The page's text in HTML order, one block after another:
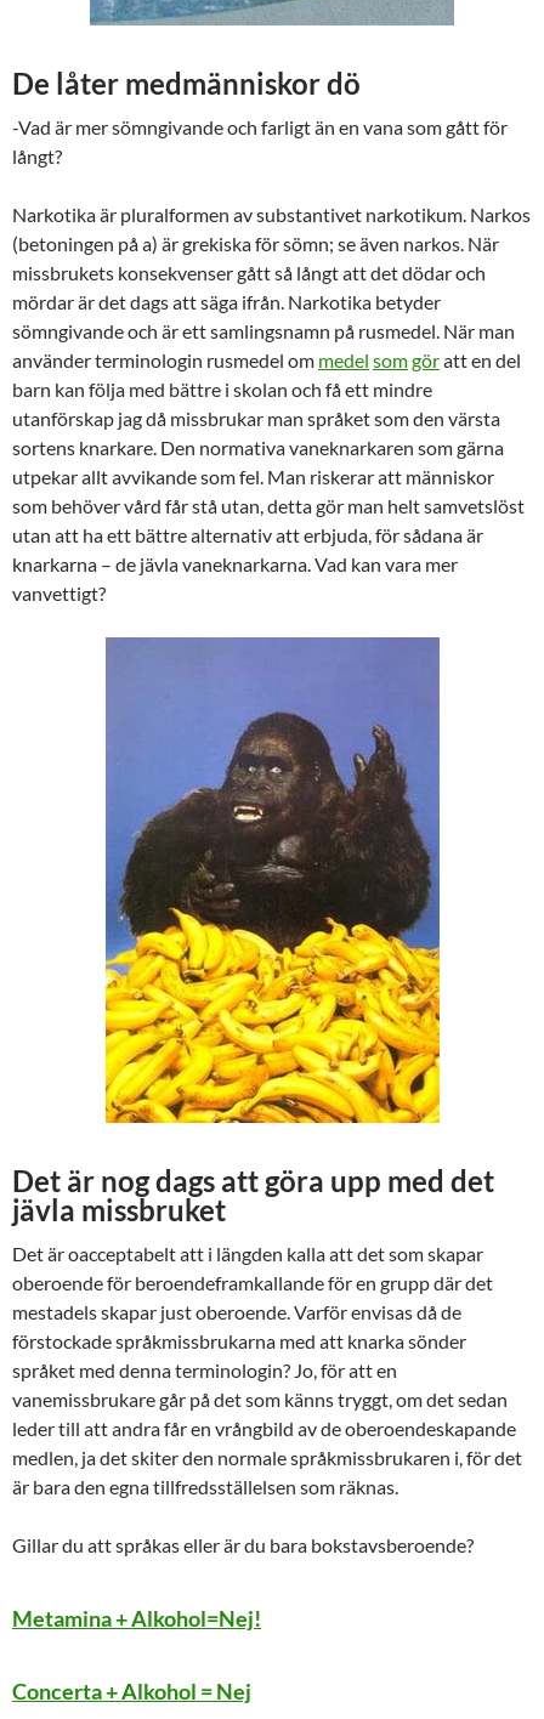
De låter medmänniskor dö
-Vad är mer sömngivande och farligt än en vana som gått för
långt?
Narkotika är pluralformen av substantivet narkotikum. Narkos
(betoningen på a) är grekiska för sömn; se även narkos. När
missbrukets konsekvenser gått så långt att det dödar och
mördar är det dags att säga ifrån. Narkotika betyder
sömngivande och är ett samlingsnamn på rusmedel. När man
använder terminologin rusmedel om medel somgöratt en del
barn kan följa med bättre i skolan och få ett mindre
utanförskap jag då missbrukar man språket som den värsta
sortens knarkare. Den normativa vaneknarkaren som gärna
utpekar allt avvikande som fel. Man riskerar att människor
som behöver vård får stå utan, detta gör man helt samvetslöst
utan att ha ett bättre alternativ att erbjuda, för sådana är
knarkarna – de jävla vaneknarkarna. Vad kan vara mer
vanvettigt?
Det är nog dags att göra upp med det
jävla missbruket
Det är oacceptabelt att i längden kalla att det som skapar
oberoende för beroendeframkallande för en grupp där det
mestadels skapar just oberoende. Varför envisas då de
förstockade språkmissbrukarna med att knarka sönder
språket med denna terminologin? Jo, för att en
vanemissbrukare går på det som känns tryggt, om det sedan
leder till att andra får en vrångbild av de oberoendeskapande
medlen, ja det skiter den normale språkmissbrukaren i, för det
är bara den egna tillfredsställelsen som räknas.
Gillar du att språkas eller är du bara bokstavsberoende?
Metamina + Alkohol=Nej!
Concerta + Alkohol = Nej